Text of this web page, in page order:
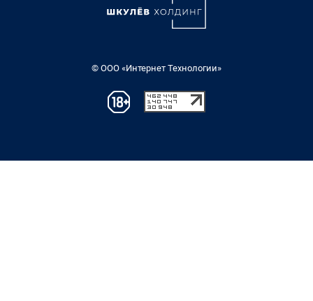
© ООО «Интернет Технологии»